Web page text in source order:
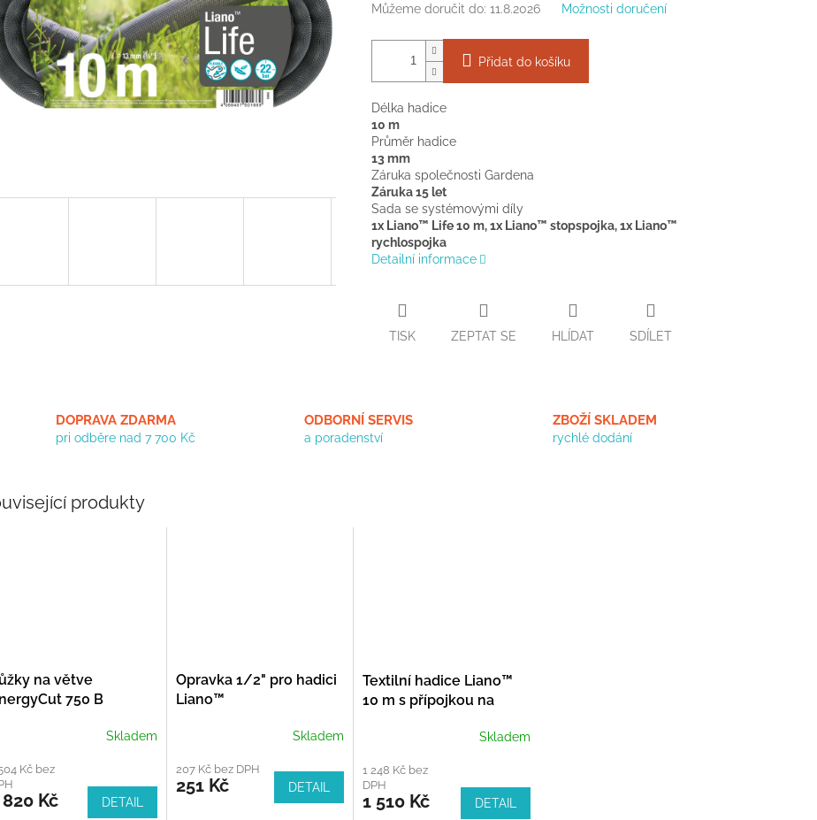
Můžeme doručit do: 11.8.2026 Možnosti doručení
Přidat do košíku
Délka hadice
10 m
Průměr hadice
13 mm
Záruka společnosti Gardena
Záruka 15 let
Sada se systémovými díly
1x Liano™ Life 10 m, 1x Liano™ stopspojka, 1x Liano™
rychlospojka
Detailní informace
TISK ZEPTAT SE HLÍDAT SDÍLET
DOPRAVA ZDARMA
pri odběre nad 7 700 Kč
ODBORNÍ SERVIS
a poradenství
ZBOŽÍ SKLADEM
rychlé dodání
produkty
na větve
750 B
Skladem
Kč bez
820 Kč DETAIL
Opravka 1/2" pro hadici
Liano™
Skladem
207 Kč bez DPH
251 Kč DETAIL
Textilní hadice Liano™
10 m s přípojkou na
Skladem
1 248 Kč bez
DPH
1 510 Kč DETAIL